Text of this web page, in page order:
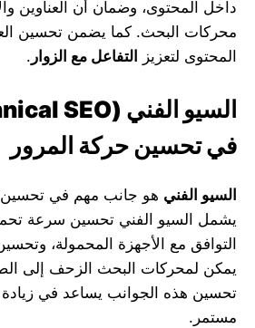
داخل المحتوى، وضمان أن العناوين
محركات البحث. كما يضمن تحسين
المحتوى لتعزيز التفاعل مع الزوار .
السيو الفني (Technical SEO)
في تحسين حركة المرور
السيو الفني هو جانب مهم في تحسين
يشمل السيو الفني تحسين سرعة
التوافق مع الأجهزة المحمولة،
يمكن لمحركات البحث الزحف إلى
تحسين هذه الجوانب يساعد في زيادة
مستمر.